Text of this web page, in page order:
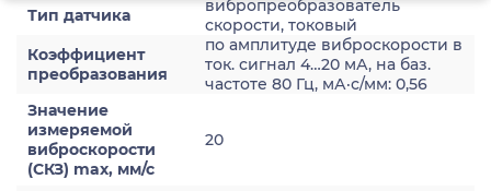
Тип датчика
вибропреобразователь
скорости, токовый
Коэффициент
преобразования
по амплитуде виброскорости в
ток. сигнал 4…20 мА, на баз.
частоте 80 Гц, мА·с/мм: 0,56
Значение
измеряемой
виброскорости
(СКЗ) max, мм/с
20